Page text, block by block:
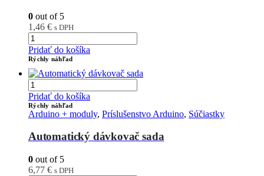
0 out of 5
1,46 € s DPH
Pridať do košíka
Rýchly náhľad
Pridať do košíka
Rýchly náhľad
Arduino + moduly, Príslušenstvo Arduino, Súčiastky
Automatický dávkovač sada
0 out of 5
6,77 € s DPH